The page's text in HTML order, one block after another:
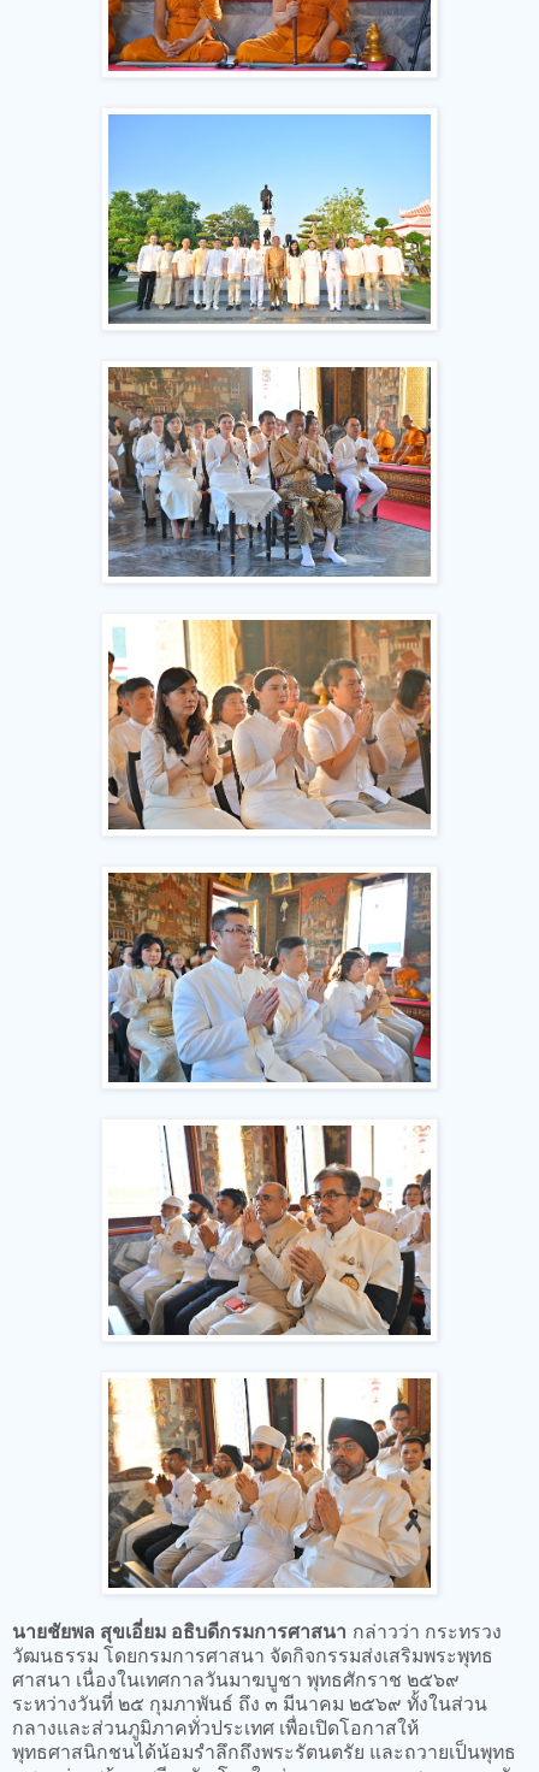
นายชัยพล สุขเอี่ยม อธิบดีกรมการศาสนา กล่าวว่า กระทรวง
วัฒนธรรม โดยกรมการศาสนา จัดกิจกรรมส่งเสริมพระพุทธ
ศาสนา เนื่องในเทศกาลวันมาฆบูชา พุทธศักราช ๒๕๖๙
ระหว่างวันที่ ๒๕ กุมภาพันธ์ ถึง ๓ มีนาคม ๒๕๖๙ ทั้งในส่วน
กลางและส่วนภูมิภาคทั่วประเทศ เพื่อเปิดโอกาสให้
พุทธศาสนิกชนได้น้อมรำลึกถึงพระรัตนตรัย และถวายเป็นพุทธ